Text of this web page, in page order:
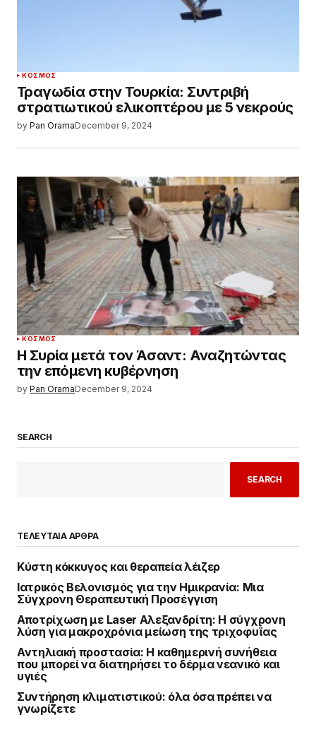
ΚΌΣΜΟΣ
Τραγωδία στην Τουρκία: Συντριβή
στρατιωτικού ελικοπτέρου με 5 νεκρούς
by Pan OramaDecember 9, 2024
ΚΌΣΜΟΣ
Η Συρία μετά τον Άσαντ: Αναζητώντας
την επόμενη κυβέρνηση
by Pan OramaDecember 9, 2024
SEARCH
SEARCH
ΤΕΛΕΥΤΑΙΑ ΑΡΘΡΑ
Κύστη κόκκυγος και θεραπεία λέιζερ
Ιατρικός Βελονισμός για την Ημικρανία: Μια
Σύγχρονη Θεραπευτική Προσέγγιση
Αποτρίχωση με Laser Αλεξανδρίτη: Η σύγχρονη
λύση για μακροχρόνια μείωση της τριχοφυΐας
Αντηλιακή προστασία: Η καθημερινή συνήθεια
που μπορεί να διατηρήσει το δέρμα νεανικό και
υγιές
Συντήρηση κλιματιστικού: όλα όσα πρέπει να
γνωρίζετε